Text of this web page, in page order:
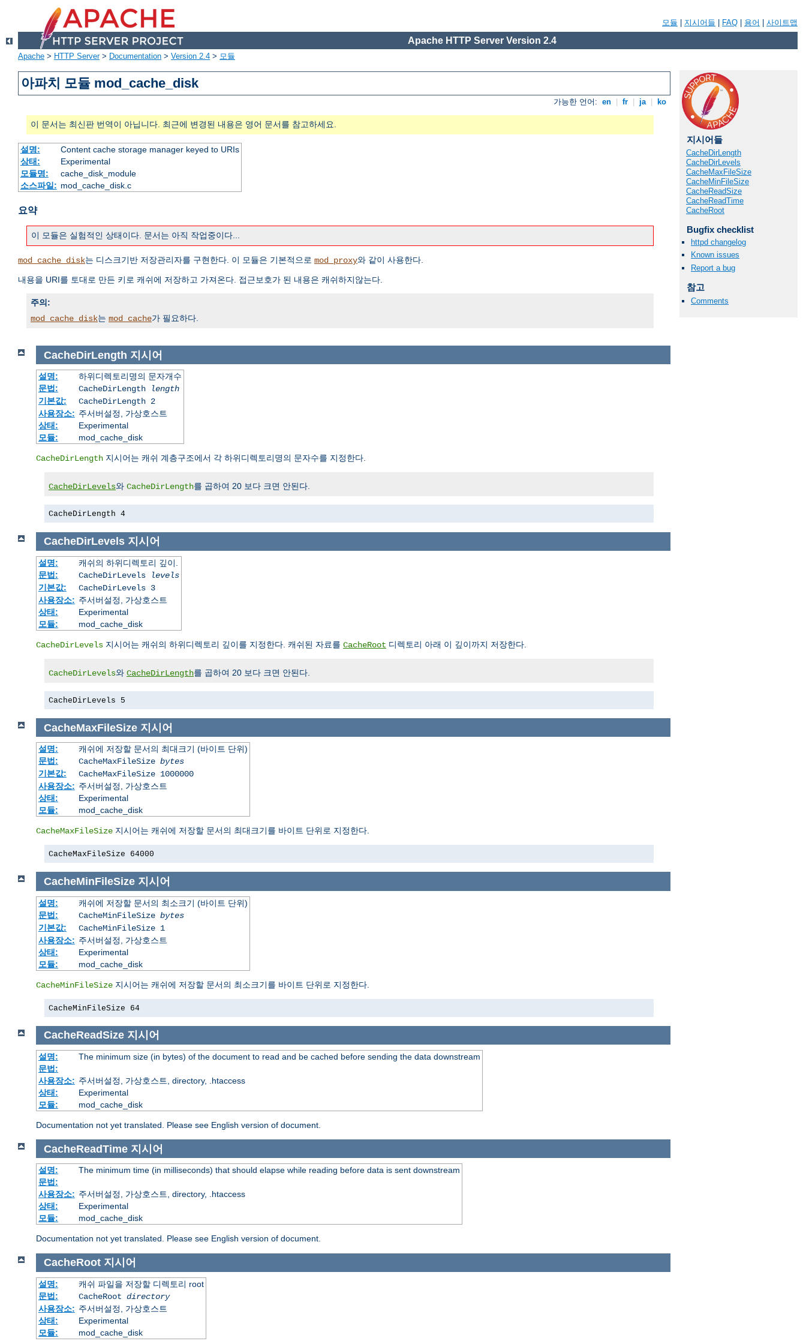
모듈 지시어들 FAQ 용어 사이트맵
Apache HTTP Server Version 2.4
Apache > HTTP Server> Documentation > Version 2.4 > 모듈
아파치 모듈 mod_cache_disk
가능한 언어: en fr ja ko
이 문서는 최신판 번역이 아닙니다. 최근에 변경된 내용은 영어 문서를 참고하세요.
설명:
Content cache storage manager keyed to URIs
상태:
Experimental
모듈명:
cache_disk_module
소스파일: mod_cache_disk.c
요약
이 모듈은 실험적인 상태이다. 문서는 아직 작업중이다...
mod_cache_disk는 디스크기반 저장관리자를 구현한다. 이 모듈은 기본적으로 mod_proxy와 같이 사용한다.
내용을 URI를 토대로 만든 키로 캐쉬에 저장하고 가져온다. 접근보호가 된 내용은 캐쉬하지않는다.
주의:
mod_cache_disk는 mod_cache가 필요하다.
지시어들
CacheDirLength
CacheDirLevels
CacheMaxFileSize
CacheMinFileSize
CacheReadSize
CacheReadTime
CacheRoot
Bugfix checklist
httpd changelog
Known issues
Report a bug
참고
Comments
CacheDirLength 지시어
설명:
하위디렉토리명의 문자개수
문법:
CacheDirLength
length
기본값:
CacheDirLength 2
사용장소: 주서버설정, 가상호스트
상태:
Experimental
모듈:
mod_cache_disk
CacheDirLength 지시어는 캐쉬 계층구조에서 각 하위디렉토리명의 문자수를 지정한다.
CacheDirLevels와 CacheDirLength를 곱하여 20 보다 크면 안된다.
CacheDirLength 4
CacheDirLevels 지시어
설명:
캐쉬의 하위디렉토리 깊이.
문법:
CacheDirLevels
levels
기본값:
CacheDirLevels 3
사용장소: 주서버설정, 가상호스트
상태:
Experimental
모듈:
mod_cache_disk
CacheDirLevels 지시어는 캐쉬의 하위디렉토리 깊이를 지정한다. 캐쉬된 자료를 CacheRoot 디렉토리 아래 이 깊이까지 저장한다.
CacheDirLevels와 CacheDirLength를 곱하여 20 보다 크면 안된다.
CacheDirLevels 5
CacheMaxFileSize 지시어
설명:
캐쉬에 저장할 문서의 최대크기 (바이트 단위)
문법:
CacheMaxFileSize bytes
기본값:
CacheMaxFileSize 1000000
사용장소: 주서버설정, 가상호스트
상태:
Experimental
모듈:
mod_cache_disk
CacheMaxFileSize 지시어는 캐쉬에 저장할 문서의 최대크기를 바이트 단위로 지정한다.
CacheMaxFileSize 64000
CacheMinFileSize 지시어
설명:
캐쉬에 저장할 문서의 최소크기 (바이트 단위)
문법:
CacheMinFileSize bytes
기본값:
CacheMinFileSize 1
사용장소: 주서버설정, 가상호스트
상태:
Experimental
모듈:
mod_cache_disk
CacheMinFileSize 지시어는 캐쉬에 저장할 문서의 최소크기를 바이트 단위로 지정한다.
CacheMinFileSize 64
CacheReadSize 지시어
설명:
The minimum size (in bytes) of the document to read and be cached before sending the data downstream
문법:
사용장소: 주서버설정, 가상호스트, directory, .htaccess
상태:
Experimental
모듈:
mod_cache_disk
Documentation not yet translated. Please see English version of document.
CacheReadTime 지시어
설명:
The minimum time (in milliseconds) that should elapse while reading before data is sent downstream
문법:
사용장소: 주서버설정, 가상호스트, directory, .htaccess
상태:
Experimental
모듈:
mod_cache_disk
Documentation not yet translated. Please see English version of document.
CacheRoot 지시어
설명:
캐쉬 파일을 저장할 디렉토리 root
문법:
CacheRoot directory
사용장소: 주서버설정, 가상호스트
상태:
Experimental
모듈:
mod_cache_disk